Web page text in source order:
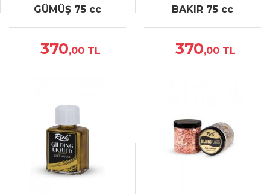
GÜMÜŞ 75 cc
370,00 TL
BAKIR 75 cc
370,00 TL